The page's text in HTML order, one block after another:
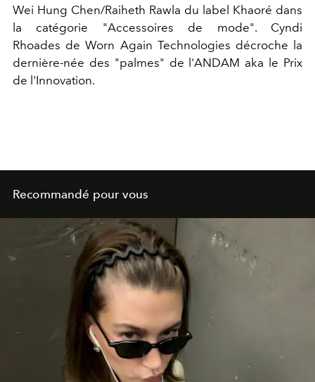
Wei Hung Chen/Raiheth Rawla du label Khaoré dans
la catégorie "Accessoires de mode". Cyndi
Rhoades de Worn Again Technologies décroche la
dernière-née des "palmes" de l'ANDAM aka le Prix
de l'Innovation.
Recommandé pour vous